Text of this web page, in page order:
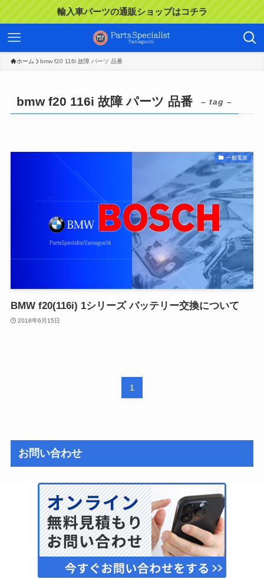
輸入車パーツの通販ショップはコチラ
ホーム bmw f20 116i 故障 パーツ 品番
bmw f20 116i 故障 パーツ 品番 – tag –
一般電装
BMW f20(116i) 1シリーズ バッテリー交換について
2018年6月15日
1
お問い合わせ